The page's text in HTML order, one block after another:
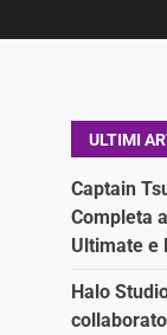
ULTIMI
Captain
Completa
Ultimate e
Halo